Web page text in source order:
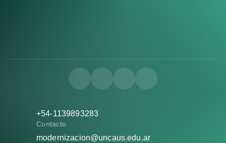
+54-1139893283
Contacto
modernizacion@uncaus.edu.ar